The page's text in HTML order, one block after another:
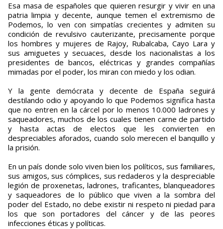
Esa masa de españoles que quieren resurgir y vivir en una
patria limpia y decente, aunque temen el extremismo de
Podemos, lo ven con simpatías crecientes y admiten su
condición de revulsivo cauterizante, precisamente porque
los hombres y mujeres de Rajoy, Rubalcaba, Cayo Lara y
sus amiguetes y secuaces, desde los nacionalistas a los
presidentes de bancos, eléctricas y grandes compañías
mimadas por el poder, los miran con miedo y los odian.
Y la gente demócrata y decente de España seguirá
destilando odio y apoyando lo que Podemos significa hasta
que no entren en la cárcel por lo menos 10.000 ladrones y
saqueadores, muchos de los cuales tienen carne de partido
y hasta actas de electos que les convierten en
despreciables aforados, cuando solo merecen el banquillo y
la prisión.
En un país donde solo viven bien los políticos, sus familiares,
sus amigos, sus cómplices, sus redaderos y la despreciable
legión de proxenetas, ladrones, traficantes, blanqueadores
y saqueadores de lo público que viven a la sombra del
poder del Estado, no debe existir ni respeto ni piedad para
los que son portadores del cáncer y de las peores
infecciones éticas y políticas.